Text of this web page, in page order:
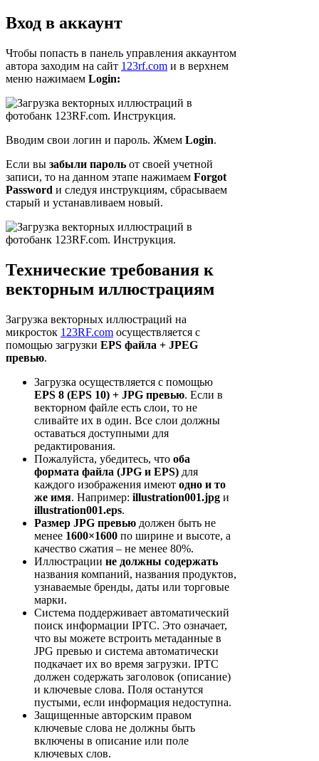
Вход в аккаунт
Чтобы попасть в панель управления аккаунтом
автора заходим на сайт 123rf.com и в верхнем
меню нажимаем Login:
Вводим свои логин и пароль. Жмем Login.
Если вы забыли пароль от своей учетной
записи, то на данном этапе нажимаем Forgot
Password и следуя инструкциям, сбрасываем
старый и устанавливаем новый.
Технические требования к
векторным иллюстрациям
Загрузка векторных иллюстраций на
микросток 123RF.com осуществляется с
помощью загрузки EPS файла + JPEG
превью.
Загрузка осуществляется с помощью
EPS 8 (EPS 10) + JPG превью. Если в
векторном файле есть слои, то не
сливайте их в один. Все слои должны
оставаться доступными для
редактирования.
Пожалуйста, убедитесь, что оба
формата файла (JPG и EPS) для
каждого изображения имеют одно и то
же имя. Например: illustration001.jpg и
illustration001.eps.
Размер JPG превью должен быть не
менее 1600×1600 по ширине и высоте, а
качество сжатия – не менее 80%.
Иллюстрации не должны содержать
названия компаний, названия продуктов,
узнаваемые бренды, даты или торговые
марки.
Система поддерживает автоматический
поиск информации IPTC. Это означает,
что вы можете встроить метаданные в
JPG превью и система автоматически
подкачает их во время загрузки. IPTC
должен содержать заголовок (описание)
и ключевые слова. Поля останутся
пустыми, если информация недоступна.
Защищенные авторским правом
ключевые слова не должны быть
включены в описание или поле
ключевых слов.